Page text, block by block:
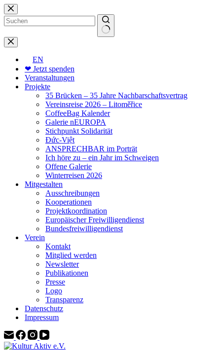
Zum
Inhalt
springen
Keine
Ergebnisse
EN
❤ Jetzt spenden
Veranstaltungen
Projekte
35 Brücken – 35 Jahre Nachbarschaftsvertrag
Vereinsreise 2026 – Litoměřice
CoffeeBag Kalender
Galerie nEUROPA
Stichpunkt Solidarität
Đức-Việt
ANSPRECHBAR im Porträt
Ich höre zu – ein Jahr im Schweigen
Offene Galerie
Winterreisen 2026
Mitgestalten
Ausschreibungen
Kooperationen
Projektkoordination
Europäischer Freiwilligendienst
Bundesfreiwilligendienst
Verein
Kontakt
Mitglied werden
Newsletter
Publikationen
Presse
Logo
Transparenz
Datenschutz
Impressum